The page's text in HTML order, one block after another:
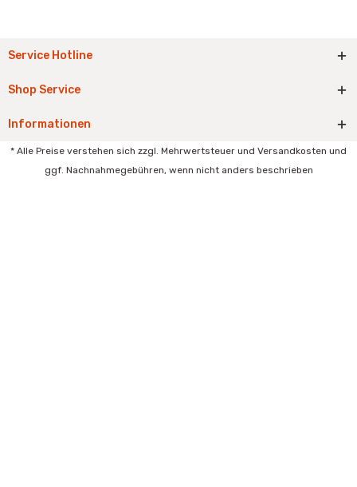
Service Hotline
Shop Service
Informationen
* Alle Preise verstehen sich zzgl. Mehrwertsteuer und Versandkosten und
ggf. Nachnahmegebühren, wenn nicht anders beschrieben